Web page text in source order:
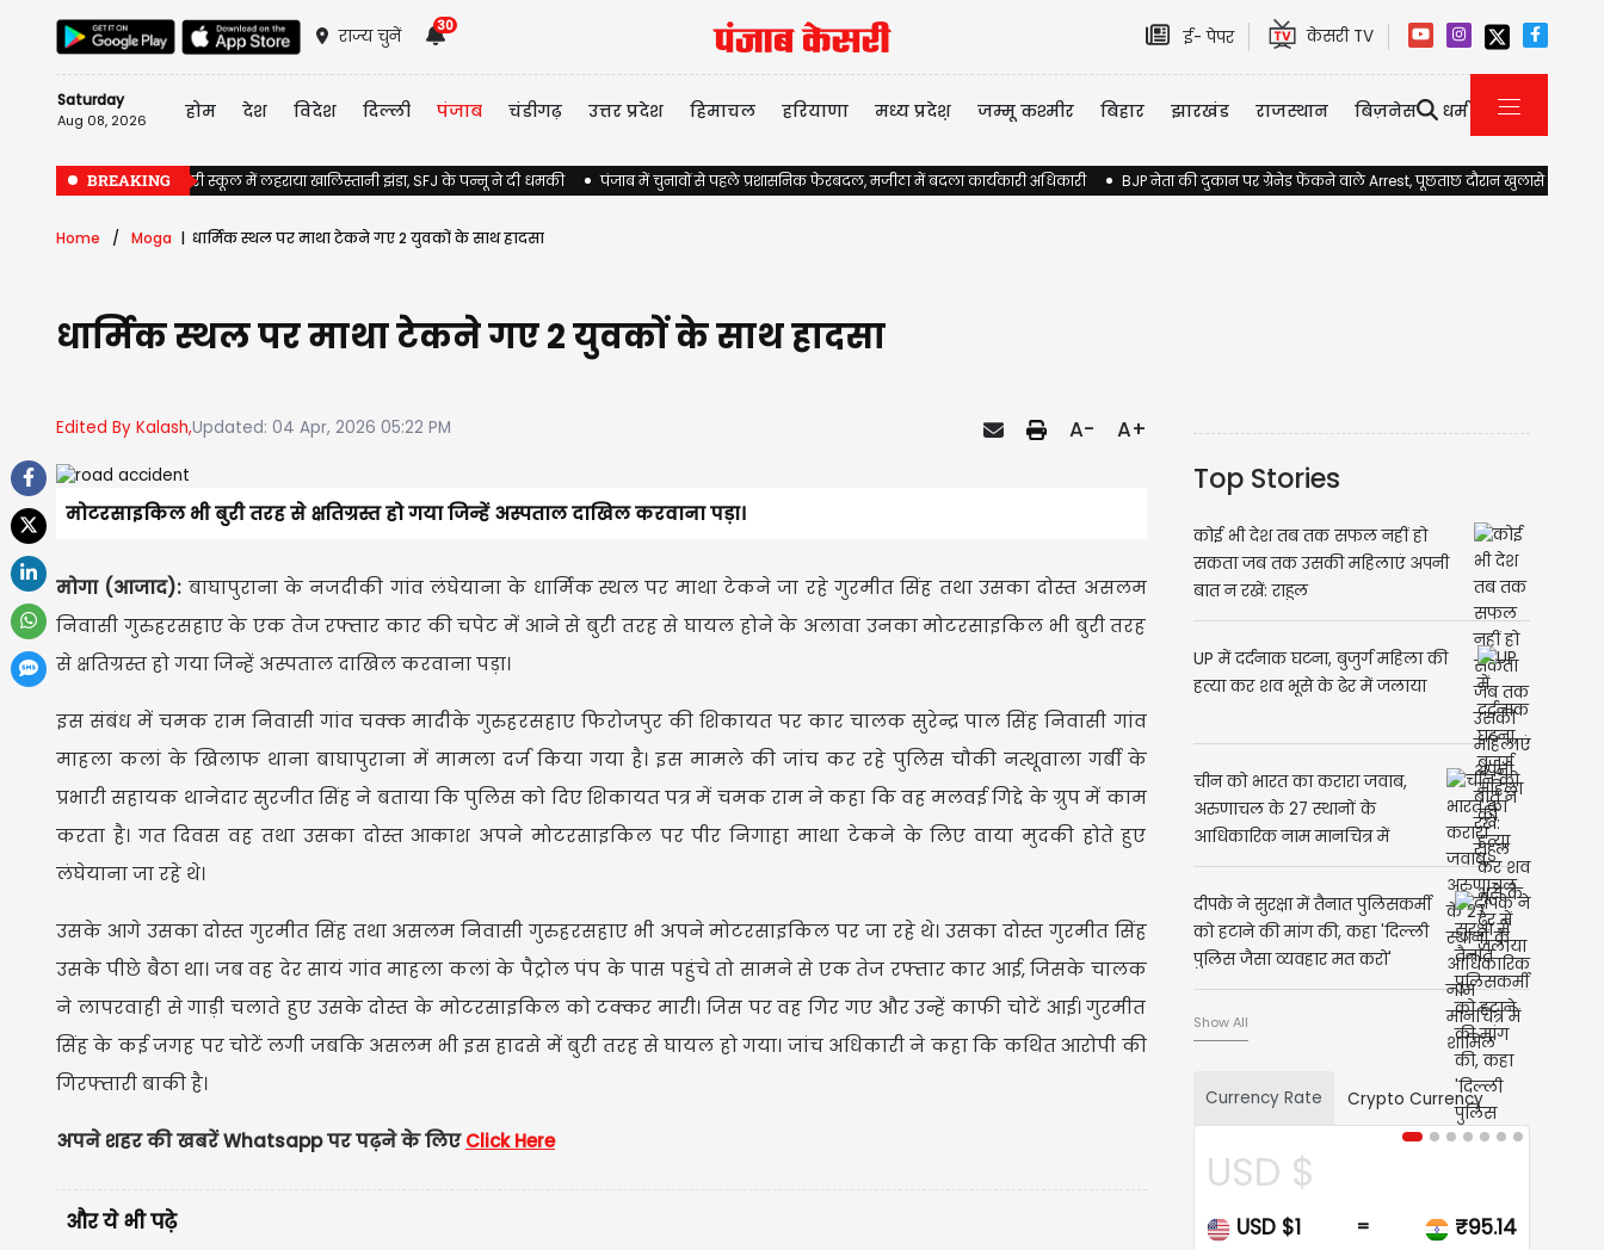
राज्य चुनें
30
ई- पेपर केसरी TV
Saturday
Aug 08, 2026 होम देश विदेश दिल्ली पंजाब चंडीगढ़ उत्तर प्रदेश हिमाचल हरियाणा मध्य प्रदेश़ जम्मू कश्मीर बिहार झारखंड राजस्थान बिज़नेस धर्म
BREAKING
Jalandhar के सरकारी स्कूल में लहराया खालिस्तानी झंडा, SFJ के पन्नू ने दी धमकी पंजाब में चुनावों से पहले प्रशासनिक फेरबदल, मजीठा में बदला कार्यकारी अधिकारी BJP नेता की दुकान पर ग्रेनेड फेंकने वाले Arrest, पूछताछ दौरान खुलासे होने की
Home Moga धार्मिक स्थल पर माथा टेकने गए 2 युवकों के साथ हादसा
धार्मिक स्थल पर माथा टेकने गए 2 युवकों के साथ हादसा
Edited By Kalash,Updated: 04 Apr, 2026 05:22 PM A- A+
मोटरसाइकिल भी बुरी तरह से क्षतिग्रस्त हो गया जिन्हें अस्पताल दाखिल करवाना पड़ा।
मोगा (आजाद): बाघापुराना के नजदीकी गांव लंघेयाना के धार्मिक स्थल पर माथा टेकने जा रहे गुरमीत सिंह तथा उसका दोस्त असलम
निवासी गुरुहरसहाए के एक तेज रफ्तार कार की चपेट में आने से बुरी तरह से घायल होने के अलावा उनका मोटरसाइकिल भी बुरी तरह
से क्षतिग्रस्त हो गया जिन्हें अस्पताल दाखिल करवाना पड़ा।
इस संबंध में चमक राम निवासी गांव चक्क मादीके गुरुहरसहाए फिरोजपुर की शिकायत पर कार चालक सुरेन्द्र पाल सिंह निवासी गांव
माहला कलां के खिलाफ थाना बाघापुराना में मामला दर्ज किया गया है। इस मामले की जांच कर रहे पुलिस चौकी नत्थूवाला गर्बी के
प्रभारी सहायक थानेदार सुरजीत सिंह ने बताया कि पुलिस को दिए शिकायत पत्र में चमक राम ने कहा कि वह मलवई गिद्दे के ग्रुप में काम
करता है। गत दिवस वह तथा उसका दोस्त आकाश अपने मोटरसाइकिल पर पीर निगाहा माथा टेकने के लिए वाया मुदकी होते हुए
लंघेयाना जा रहे थे।
उसके आगे उसका दोस्त गुरमीत सिंह तथा असलम निवासी गुरुहरसहाए भी अपने मोटरसाइकिल पर जा रहे थे। उसका दोस्त गुरमीत सिंह
उसके पीछे बैठा था। जब वह देर सायं गांव माहला कलां के पैट्रोल पंप के पास पहुंचे तो सामने से एक तेज रफ्तार कार आई, जिसके चालक
ने लापरवाही से गाड़ी चलाते हुए उसके दोस्त के मोटरसाइकिल को टक्कर मारी। जिस पर वह गिर गए और उन्हें काफी चोटें आई। गुरमीत
सिंह के कई जगह पर चोटें लगी जबकि असलम भी इस हादसे में बुरी तरह से घायल हो गया। जांच अधिकारी ने कहा कि कथित आरोपी की
गिरफ्तारी बाकी है।
अपने शहर की खबरें Whatsapp पर पढ़ने के लिएClick Here
और ये भी पढ़े
Top Stories
कोई भी देश तब तक सफल नहीं हो
सकता जब तक उसकी महिलाएं अपनी
बात न रखें: राहुल
UP में दर्दनाक घटना, बुजुर्ग महिला की
हत्या कर शव भूसे के ढेर में जलाया
चीन को भारत का करारा जवाब,
अरुणाचल के 27 स्थानों के
आधिकारिक नाम मानचित्र में
शामिल
दीपके ने सुरक्षा में तैनात पुलिसकर्मी
को हटाने की मांग की, कहा 'दिल्ली
पुलिस जैसा व्यवहार मत करो'
Show All
Currency Rate Crypto Currency
₹95.14 CAD $1 =